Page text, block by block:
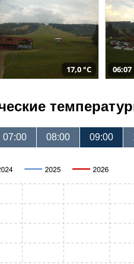
17,0 °C 06:07
07:00 08:00 09:00